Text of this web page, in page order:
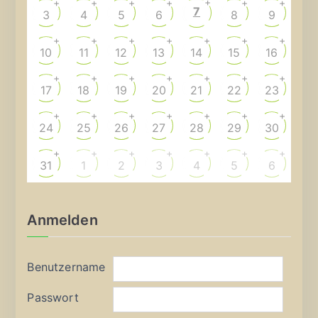
3
+
4
+
5
+
6
+
7 8
+
9
+
10
+
11
+
12
+
13
+
14
+
15
+
16
+
17
+
18
+
19
+
20
+
21
+
22
+
23
+
24
+
25
+
26
+
27
+
28
+
29
+
30
+
31
+
1
+
2
+
3
+
4
+
5
+
6
+
Anmelden
Benutzername
Passwort